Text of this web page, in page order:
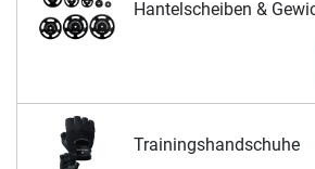
Hantelscheiben &
Trainingshandschuhe